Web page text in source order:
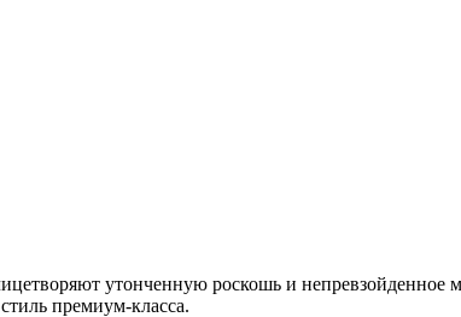
утонченную роскошь и непревзойденное
премиум-класса.